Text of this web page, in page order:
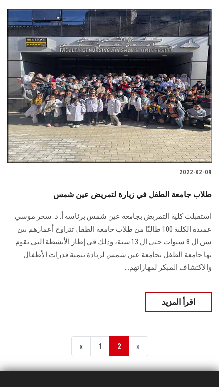
الأنظمة الذكية
الإعلام
تواصل معنا
الطلاب
هيئة التدريس
الدراسات العليا
الزائـرون
سجل الان
2022-02-09
طلاب جامعة الطفل في زيارة لتمريض عين شمس
استقبلت كلية التمريض بجامعة عين شمس برئاسة أ. د. سحر موسي
عميدة الكلية 100 طالبًا من طلاب جامعة الطفل تتراوح أعمارهم بين
سن ال 8 سنوات حتى ال 13 سنة، وذلك في إطار الأنشطة التي تقوم
بها جامعة الطفل بجامعة عين شمس لزيادة تنمية قدرات الأطفال
والاكتشاف المبكر لمهاراتهم...
اقرأ المزيد
« 1 2 »